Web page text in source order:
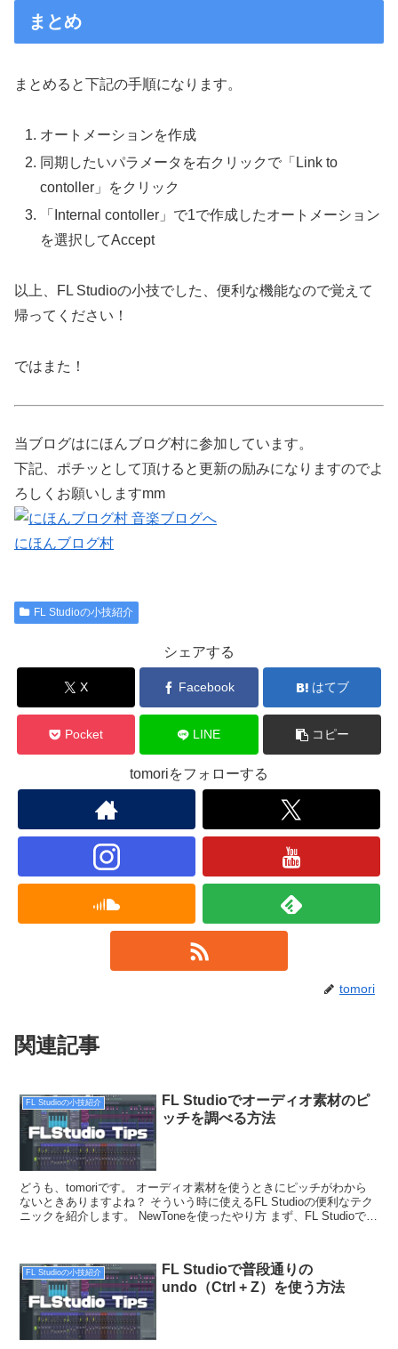
まとめ
まとめると下記の手順になります。
オートメーションを作成
同期したいパラメータを右クリックで「Link to
contoller」をクリック
「Internal contoller」で1で作成したオートメーション
を選択してAccept
以上、FL Studioの小技でした、便利な機能なので覚えて
帰ってください！
ではまた！
当ブログはにほんブログ村に参加しています。
下記、ポチッとして頂けると更新の励みになりますのでよ
ろしくお願いしますmm
にほんブログ村
FL Studioの小技紹介
シェアする
X Facebook はてブ
Pocket LINE コピー
tomoriをフォローする
tomori
関連記事
FL Studioの小技紹介
FL Studioでオーディオ素材のピ
ッチを調べる方法
どうも、tomoriです。 オーディオ素材を使うときにピッチがわから
ないときありますよね？ そういう時に使えるFL Studioの便利なテク
ニックを紹介します。 NewToneを使ったやり方 まず、FL Studioでオ
FL Studioの小技紹介
FL Studioで普段通りの
undo（Ctrl + Z）を使う方法